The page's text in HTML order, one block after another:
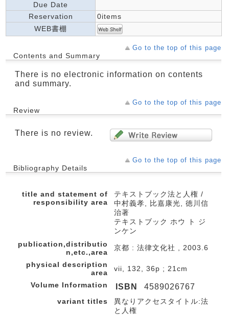
Due Date
Reservation
0items
WEB書棚
Go to the top of this page
Contents and Summary
There is no electronic information on contents
and summary.
Go to the top of this page
Review
There is no review.
Go to the top of this page
Bibliography Details
title and statement of
responsibility area
テキストブック法と人権 /
中村義孝, 比嘉康光, 徳川信
治著
テキストブック ホウ ト ジ
ンケン
publication,distributio
n,etc.,area
京都 : 法律文化社 , 2003.6
physical description
area
vii, 132, 36p ; 21cm
Volume Information
ISBN 4589026767
variant titles
異なりアクセスタイトル:法
と人権